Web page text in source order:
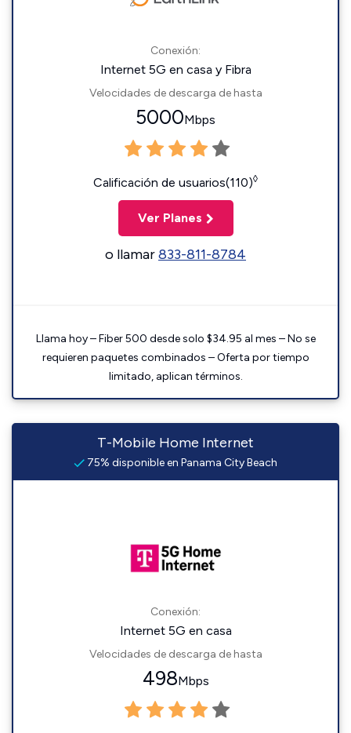
Conexión:
Internet 5G en casa y Fibra
Velocidades de descarga de hasta
5000Mbps
Calificación de usuarios(110)◊
Ver Planes
o llamar833-811-8784
Llama hoy – Fiber 500 desde solo $34.95 al mes – No se
requieren paquetes combinados – Oferta por tiempo
limitado, aplican términos.
T-Mobile Home Internet
75% disponible en Panama City Beach
Conexión:
Internet 5G en casa
Velocidades de descarga de hasta
498Mbps